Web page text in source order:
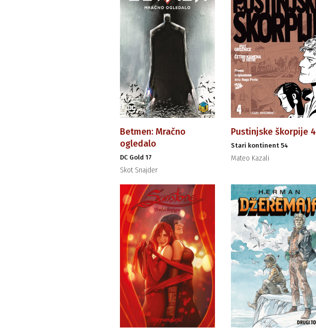
Betmen: Mračno
ogledalo
DC Gold 17
Skot Snajder
Pustinjske škorpije 4
Stari kontinent 54
Mateo Kazali